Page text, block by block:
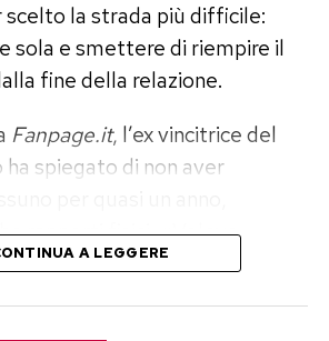
scelto la strada più difficile:
sola e smettere di riempire il
fine della relazione.
Fanpage.it, l’ex vincitrice del
spiegato di non aver
rapporti fisici. «Volevo
tutto ed elaborare il dolore»,
A LEGGERE